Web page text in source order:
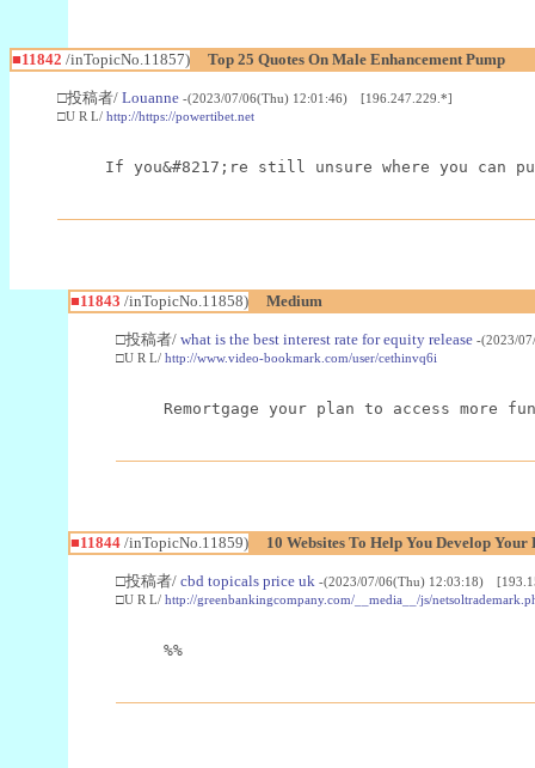
■11842 /inTopicNo.11857) Top 25 Quotes On Male Enhancement Pump
□投稿者/ Louanne -(2023/07/06(Thu) 12:01:46) [196.247.229.*]
□U R L/ http://https://powertibet.net
If you&#8217;re still unsure where you can
■11843 /inTopicNo.11858) Medium
□投稿者/ what is the best interest rate for equity release -(2023/
□U R L/ http://www.video-bookmark.com/user/cethinvq6i
Remortgage your plan to access more
■11844/inTopicNo.11859) 10 Websites To Help You Develop
□投稿者/ cbd topicals price uk -(2023/07/06(Thu) 12:03:18)
□U R L/ http://greenbankingcompany.com/__media__/js/
%%